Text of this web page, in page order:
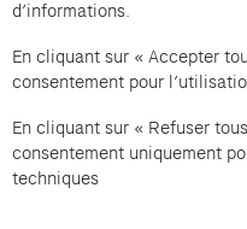
General terms and
Cookie settings (opens in a
Data
Support(opens in a new tab)
d’informations.
En cliquant sur « Accepter
consentement pour
En cliquant sur « Refuser
consentement uniquement
techniques